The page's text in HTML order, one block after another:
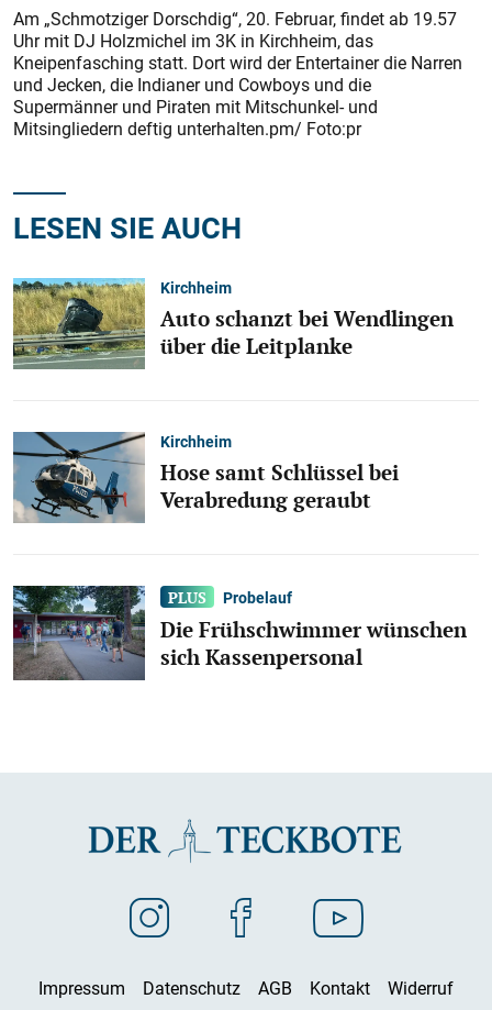
Am „Schmotziger Dorschdig“, 20. Februar, findet ab 19.57
Uhr mit DJ Holzmichel im 3K in Kirchheim, das
Kneipenfasching statt. Dort wird der Entertainer die Narren
und Jecken, die Indianer und Cowboys und die
Supermänner und Piraten mit Mitschunkel- und
Mitsingliedern deftig unterhalten.pm/ Foto:pr
LESEN SIE AUCH
Kirchheim
Auto schanzt bei Wendlingen
über die Leitplanke
Kirchheim
Hose samt Schlüssel bei
Verabredung geraubt
Probelauf
Die Frühschwimmer wünschen
sich Kassenpersonal
Impressum Datenschutz AGB Kontakt
Widerruf